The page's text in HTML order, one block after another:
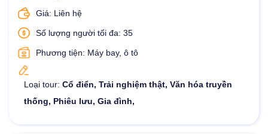
Giá: Liên hệ
Số lượng người tối đa: 35
Phương tiện: Máy bay, ô tô
Loại tour: Cổ điển, Trải nghiệm thật, Văn hóa truyền
thống, Phiêu lưu, Gia đình,